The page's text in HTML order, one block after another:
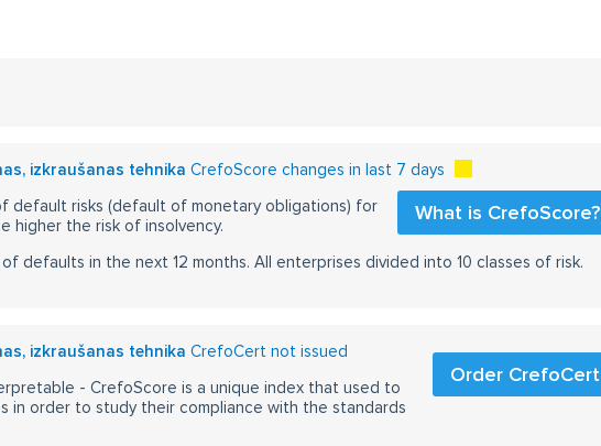
izkraušanas tehnika CrefoScore changes in last 7 days
What is CrefoScore?
default risks (default of monetary obligations) for
higher the risk of insolvency.
defaults in the next 12 months. All enterprises divided into 10 classes of risk.
izkraušanas tehnika CrefoCert not issued
Order CrefoCert
- CrefoScore is a unique index that used to
in order to study their compliance with the standards